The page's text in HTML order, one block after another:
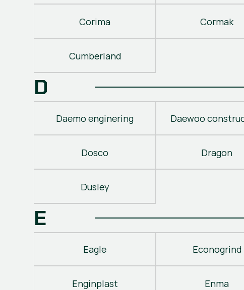
Corima Cormak
Cumberland
D
Daemo enginering Daewoo
Dosco Dragon
Dusley
E
Eagle Econogrind
Enginplast Enma